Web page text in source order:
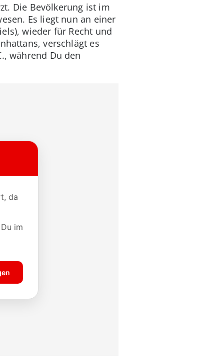
Die Bevölkerung ist im
Es liegt nun an einer
wieder für Recht und
verschlägt es
während Du den